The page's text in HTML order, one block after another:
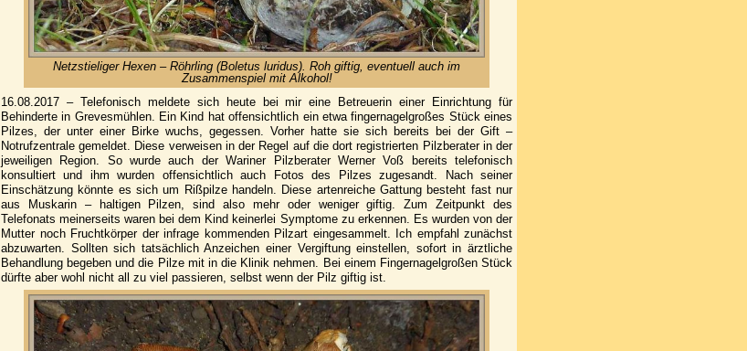
Netzstieliger Hexen – Röhrling (Boletus luridus). Roh giftig, eventuell auch im
Zusammenspiel mit Alkohol!
16.08.2017 – Telefonisch meldete sich heute bei mir eine Betreuerin einer Einrichtung für
Behinderte in Grevesmühlen. Ein Kind hat offensichtlich ein etwa fingernagelgroßes Stück eines
Pilzes, der unter einer Birke wuchs, gegessen. Vorher hatte sie sich bereits bei der Gift –
Notrufzentrale gemeldet. Diese verweisen in der Regel auf die dort registrierten Pilzberater in der
jeweiligen Region. So wurde auch der Wariner Pilzberater Werner Voß bereits telefonisch
konsultiert und ihm wurden offensichtlich auch Fotos des Pilzes zugesandt. Nach seiner
Einschätzung könnte es sich um Rißpilze handeln. Diese artenreiche Gattung besteht fast nur
aus Muskarin – haltigen Pilzen, sind also mehr oder weniger giftig. Zum Zeitpunkt des
Telefonats meinerseits waren bei dem Kind keinerlei Symptome zu erkennen. Es wurden von der
Mutter noch Fruchtkörper der infrage kommenden Pilzart eingesammelt. Ich empfahl zunächst
abzuwarten. Sollten sich tatsächlich Anzeichen einer Vergiftung einstellen, sofort in ärztliche
Behandlung begeben und die Pilze mit in die Klinik nehmen. Bei einem Fingernagelgroßen Stück
dürfte aber wohl nicht all zu viel passieren, selbst wenn der Pilz giftig ist.